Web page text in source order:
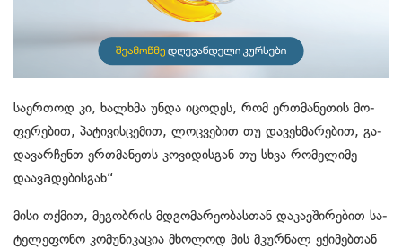
სა­ერ­თოდ კი, ხალ­ხმა უნდა იცო­დეს, რომ ერ­თმა­ნე­თის მო­
ფე­რე­ბით, პა­ტი­ვის­ცე­მით, ლოც­ვე­ბით თუ და­ვეხ­მა­რე­ბით, გა­
და­ვარ­ჩენთ ერ­თმა­ნეთს კო­ვი­დის­გან თუ სხვა რო­მე­ლი­მე
დაავaდე­ბის­გან“
მისი თქმით, მე­გობ­რის მდგო­მა­რე­ო­ბას­თან და­კავ­ში­რე­ბით სა­
ტე­ლე­ფო­ნო კო­მუ­ნი­კა­ცია მხო­ლოდ მის მკურ­ნალ ექი­მებ­თან